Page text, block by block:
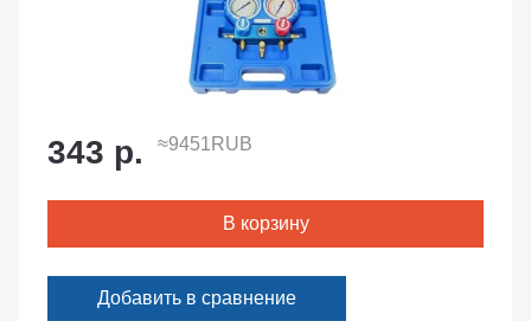
343 р. ≈9451RUB
В корзину
Добавить в сравнение